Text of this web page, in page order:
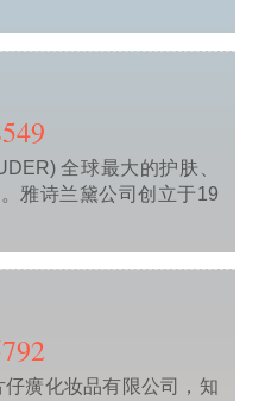
全球最大的护肤、
雅诗兰黛公司创立于19
仔癀化妆品有限公司，知